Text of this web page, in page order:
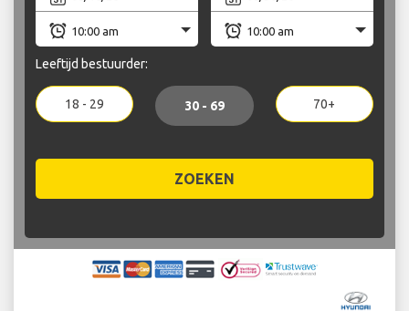
Leeftijd bestuurder:
18 - 29 30 - 69 70+
ZOEKEN